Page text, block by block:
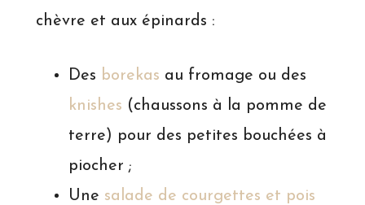
chèvre et aux épinards :
Des borekas au fromage ou des
knishes (chaussons à la pomme de
terre) pour des petites bouchées à
piocher ;
Une salade de courgettes et pois